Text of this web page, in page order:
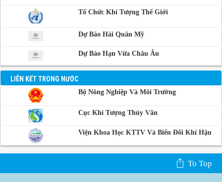
Campuchia
Tổ Chức Khí Tượng Thế Giới
Dự Báo Hải Quân Mỹ
Dự Báo Hạn Vừa Châu Âu
LIÊN KẾT TRONG NƯỚC
Bộ Nông Nghiệp Và Môi Trường
Cục Khí Tượng Thủy Văn
Viện Khoa Học KTTV Và Biến Đổi Khí Hậu
To Top